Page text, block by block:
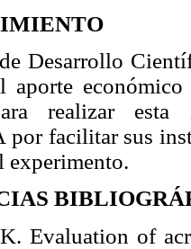
Desarrollo
aporte
realizar esta
por facilitar sus
experimento.
Evaluation of